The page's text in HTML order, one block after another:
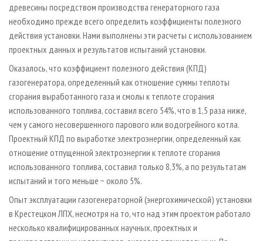
древесины посредством производства генераторного газа
необходимо прежде всего определить коэффициенты полезного
действия установки. Нами выполнены эти расчеты с использованием
проектных данных и результатов испытаний установки.
Оказалось, что коэффициент полезного действия (КПД)
газогенератора, определенный как отношение суммы теплоты
сгорания выработанного газа и смолы к теплоте сгорания
использованного топлива, составил всего 54%, что в 1,5 раза ниже,
чем у самого несовершенного парового или водогрейного котла.
Проектный КПД по выработке электроэнергии, определенный как
отношение отпущенной электроэнергии к теплоте сгорания
использованного топлива, составил только 8,3%, а по результатам
испытаний и того меньше − около 5%.
Опыт эксплуатации газогенераторной (энергохимической) установки
в Крестецком ЛПХ, несмотря на то, что над этим проектом работало
несколько квалифицированных научных, проектных и